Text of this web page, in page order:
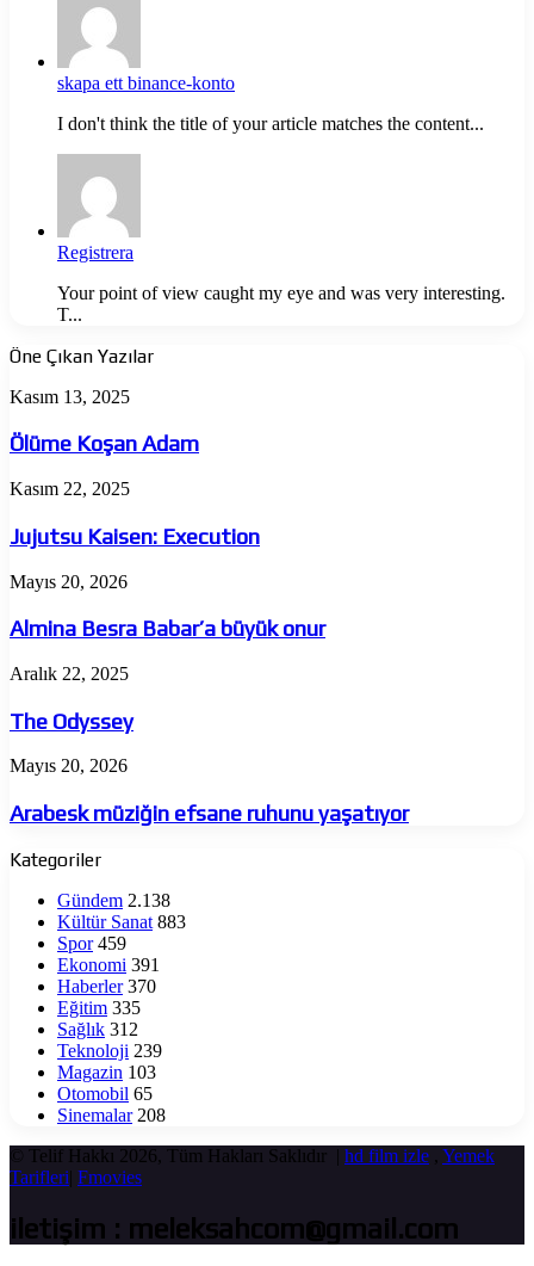
skapa ett binance-konto
I don't think the title of your article matches the content...
Registrera
Your point of view caught my eye and was very interesting.
T...
Öne Çıkan Yazılar
Ölüme
Adam
Kasım 13, 2025
Ölüme Koşan Adam
Jujutsu
Execution
Kasım 22, 2025
Jujutsu Kaisen: Execution
Almina
Babar’a
büyük
onur
Mayıs 20, 2026
Almina Besra Babar’a büyük onur
The
Aralık 22, 2025
The Odyssey
Arabesk
efsane
ruhunu
yaşatıyor
Mayıs 20, 2026
Arabesk müziğin efsane ruhunu yaşatıyor
Kategoriler
Gündem 2.138
Kültür Sanat 883
Spor 459
Ekonomi 391
Haberler 370
Eğitim 335
Sağlık 312
Teknoloji 239
Magazin 103
Otomobil 65
Sinemalar 208
© Telif Hakkı 2026, Tüm Hakları Saklıdır | hd film izle , Yemek
Tarifleri| Fmovies
iletişim : meleksahcom@gmail.com